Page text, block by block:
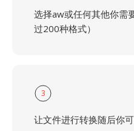
选择aw或任何其他你需
过200种格式）
3
让文件进行转换随后你